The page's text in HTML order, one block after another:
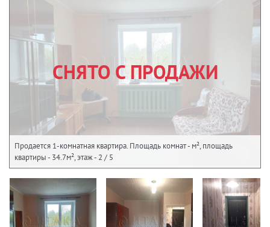
СНЯТО С ПРОДАЖИ
Продается 1-комнатная квартира. Площадь комнат - м², площадь
квартиры - 34.7м², этаж - 2 / 5